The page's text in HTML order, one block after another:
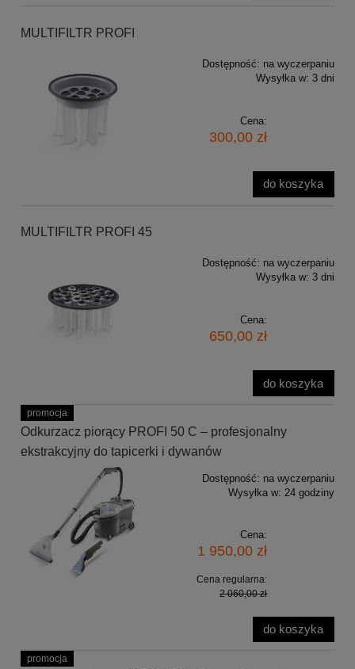
MULTIFILTR PROFI
Dostępność: na wyczerpaniu
Wysyłka w: 3 dni
Cena:
300,00 zł
do koszyka
MULTIFILTR PROFI 45
Dostępność: na wyczerpaniu
Wysyłka w: 3 dni
Cena:
650,00 zł
do koszyka
Odkurzacz piorący PROFI 50 C – profesjonalny
ekstrakcyjny do tapicerki i dywanów
Dostępność: na wyczerpaniu
Wysyłka w: 24 godziny
Cena:
1 950,00 zł
Cena regularna:
2 060,00 zł
do koszyka
promocja
promocja